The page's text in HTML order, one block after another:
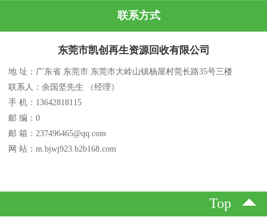
联系方式
东莞市凯创再生资源回收有限公司
地 址：广东省 东莞市 东莞市大岭山镇杨屋村莞长路35号三楼
联系人：余国坚先生 （经理）
手 机：13642818115
邮 编：0
邮 箱：237496465@qq.com
网 站：m.bjwj923.b2b168.com
Top